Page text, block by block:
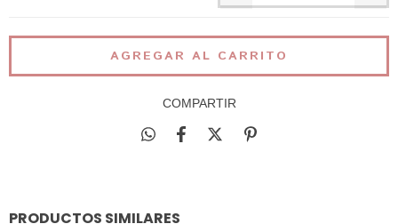
COMPARTIR
PRODUCTOS SIMILARES